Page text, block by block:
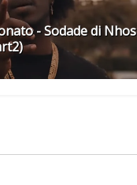
- Sodade di Nhos